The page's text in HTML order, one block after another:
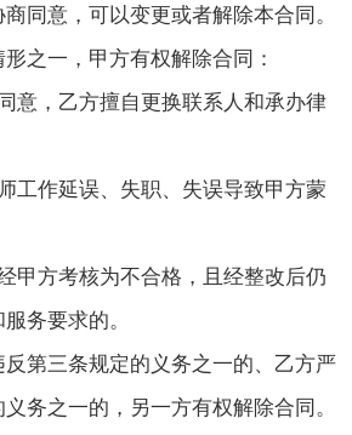
同意，可以变更或者解除本合同。
之一，甲方有权解除合同：
意，乙方擅自更换联系人和承办律
工作延误、失职、失误导致甲方蒙
甲方考核为不合格，且经整改后仍
务要求的。
反第三条规定的义务之一的、乙方严
务之一的，另一方有权解除合同。